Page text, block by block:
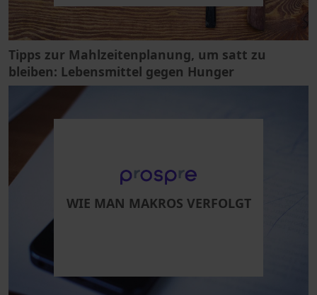
Tipps zur Mahlzeitenplanung, um satt zu
bleiben: Lebensmittel gegen Hunger
WIE MAN MAKROS VERFOLGT